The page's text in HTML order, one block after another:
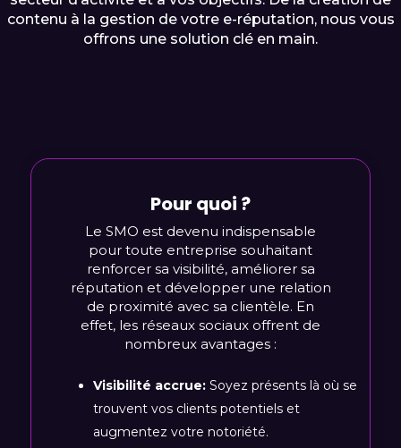
contenu à la gestion de votre e-réputation, nous vous
offrons une solution clé en main.
Pour quoi ?
Le SMO est devenu indispensable
pour toute entreprise souhaitant
renforcer sa visibilité, améliorer sa
réputation et développer une relation
de proximité avec sa clientèle. En
effet, les réseaux sociaux offrent de
nombreux avantages :
Visibilité accrue:Soyez présents là où se
trouvent vos clients potentiels et
augmentez votre notoriété.